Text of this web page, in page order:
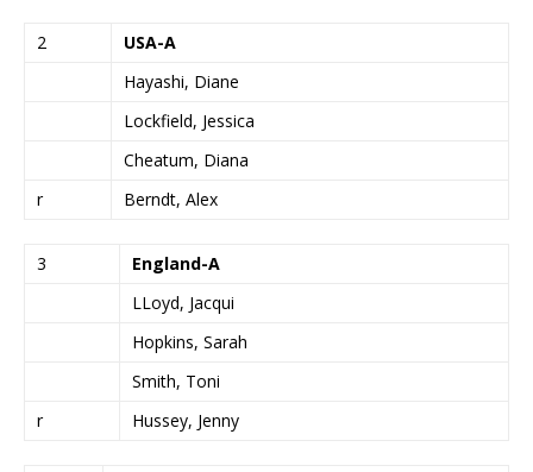
2
USA-A
Hayashi, Diane
Lockfield, Jessica
Cheatum, Diana
r
Berndt, Alex
3
England-A
LLoyd, Jacqui
Hopkins, Sarah
Smith, Toni
r
Hussey, Jenny